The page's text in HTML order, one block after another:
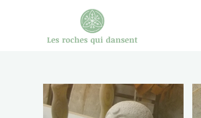
gravures
et